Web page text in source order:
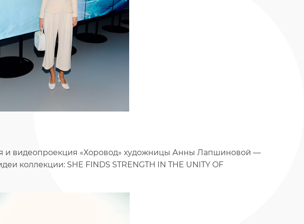
и видеопроекция «Хоровод» художницы Анны Лапшиновой —
коллекции: SHE FINDS STRENGTH IN THE UNITY OF